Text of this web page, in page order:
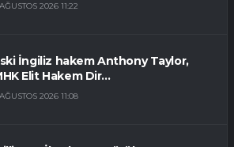
2026 11:22
İngiliz hakem Anthony Taylor,
Elit Hakem Dir...
2026 11:08